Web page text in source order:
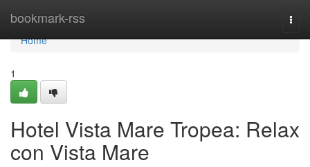
bookmark-rss
Home
Home
1
Hotel Vista Mare Tropea: Relax
con Vista Mare